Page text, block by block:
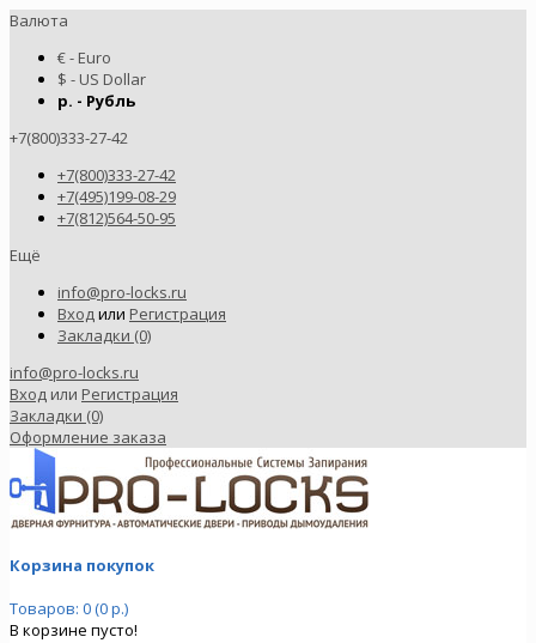
Валюта
€ - Euro
$ - US Dollar
р. - Рубль
+7(800)333-27-42
+7(800)333-27-42
+7(495)199-08-29
+7(812)564-50-95
Ещё
info@pro-locks.ru
Входили Регистрация
Закладки (0)
info@pro-locks.ru
Вход или Регистрация
Закладки (0)
Оформление заказа
Корзина покупок
Товаров: 0 (0 р.)
В корзине пусто!